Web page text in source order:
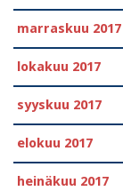
marraskuu 2017
lokakuu 2017
syyskuu 2017
elokuu 2017
heinäkuu 2017